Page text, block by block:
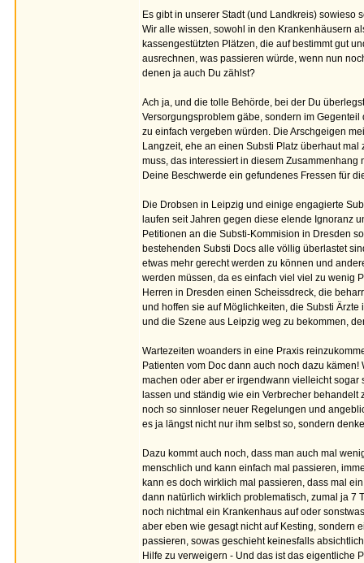
Es gibt in unserer Stadt (und Landkreis)
Wir alle wissen, sowohl in den Krankenhäusern
kassengestützten Plätzen, die auf bestimmt gut
ausrechnen, was passieren würde, wenn nun
denen ja auch Du zählst?
Ach ja, und die tolle Behörde, bei der Du
Versorgungsproblem gäbe, sondern im
zu einfach vergeben würden. Die Arschgeigen
Langzeit, ehe an einen Substi Platz überhaut
muss, das interessiert in diesem
Deine Beschwerde ein gefundenes Fressen für
Die Drobsen in Leipzig und einige engagierte
laufen seit Jahren gegen diese elende Ignoranz
Petitionen an die Substi-Kommision in Dresden
bestehenden Substi Docs alle völlig überlastet
etwas mehr gerecht werden zu können und
werden müssen, da es einfach viel viel zu wenig
Herren in Dresden einen Scheissdreck, die
und hoffen sie auf Möglichkeiten, die Substi
und die Szene aus Leipzig weg zu bekommen,
Wartezeiten woanders in eine Praxis
Patienten vom Doc dann auch noch dazu
machen oder aber er irgendwann vielleicht
lassen und ständig wie ein Verbrecher
noch so sinnloser neuer Regelungen und
es ja längst nicht nur ihm selbst so, sondern
Dazu kommt auch noch, dass man auch mal
menschlich und kann einfach mal passieren,
kann es doch wirklich mal passieren, dass mal
dann natürlich wirklich problematisch, zumal ja 7
noch nichtmal ein Krankenhaus auf oder
aber eben wie gesagt nicht auf Kesting, sondern
passieren, sowas geschieht keinesfalls
Hilfe zu verweigern - Und das ist das eigentliche